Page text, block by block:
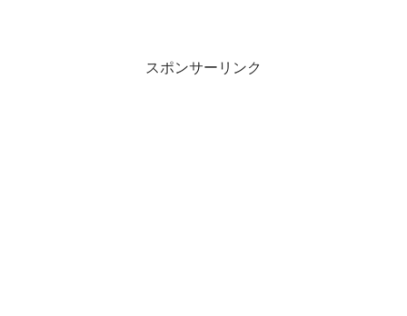
スポンサーリンク